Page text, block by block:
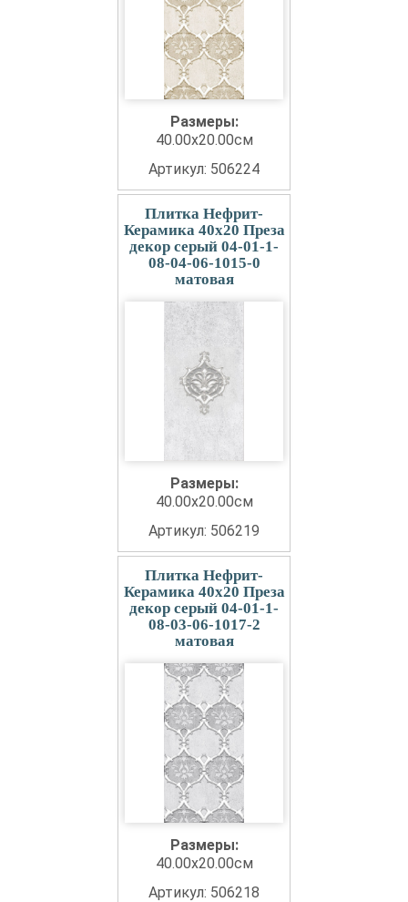
Размеры:
40.00x20.00см
Артикул: 506224
Плитка Нефрит-
Керамика 40x20 Преза
декор серый 04-01-1-
08-04-06-1015-0
матовая
Размеры:
40.00x20.00см
Артикул: 506219
Плитка Нефрит-
Керамика 40x20 Преза
декор серый 04-01-1-
08-03-06-1017-2
матовая
Размеры:
40.00x20.00см
Артикул: 506218